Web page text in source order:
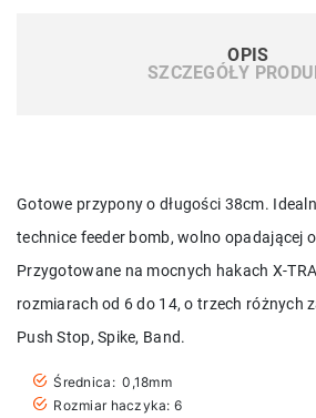
OPIS
SZCZEGÓŁY
Gotowe przypony o długości 38cm.
technice feeder bomb, wolno opadającej
Przygotowane na mocnych hakach X-
rozmiarach od 6 do 14, o trzech różnych
Push Stop, Spike, Band.
Średnica: 0,18mm
Rozmiar haczyka: 6